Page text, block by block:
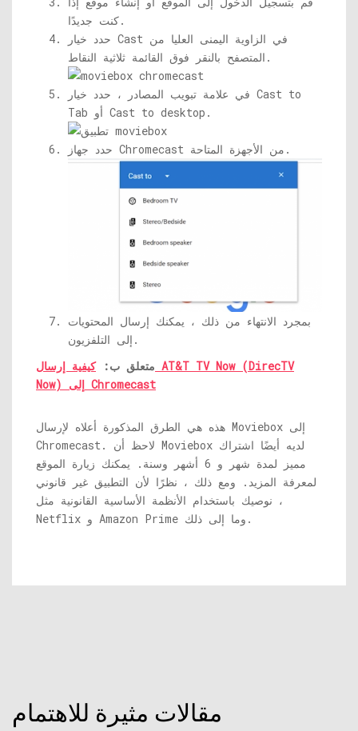
كنت جديدًا.
حدد خيار Cast في الزاوية اليمنى العليا من
المتصفح بالنقر فوق القائمة ثلاثية النقاط.
في علامة تبويب المصادر ، حدد خيار Cast to
Tab أو Cast to desktop.
حدد جهاز Chromecast من الأجهزة المتاحة.
بمجرد الانتهاء من ذلك ، يمكنك إرسال المحتويات
إلى التلفزيون.
متعلق ب:كيفية إرسال AT&T TV Now (DirecTV
Now) إلى Chromecast
هذه هي الطرق المذكورة أعلاه لإرسال Moviebox إلى
Chromecast. لاحظ أن Moviebox لديه أيضًا اشتراك
مميز لمدة شهر و 6 أشهر وسنة. يمكنك زيارة الموقع
لمعرفة المزيد. ومع ذلك ، نظرًا لأن التطبيق غير قانوني
، نوصيك باستخدام الأنظمة الأساسية القانونية مثل
Netflix و Amazon Prime وما إلى ذلك.
مقالات مثيرة للاهتمام